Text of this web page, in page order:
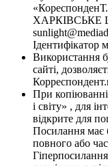
ХАРКІВСЬКЕ
Ідентифікатор
Використання
сайті,
При копіюванні
і світу» , для
відкрите для
Посилання має
повного або